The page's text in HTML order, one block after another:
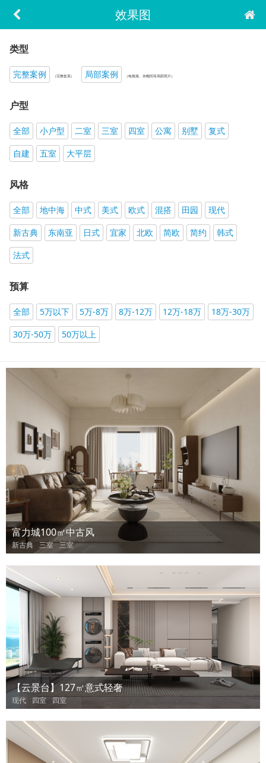
效果图
类型
完整案例 （完整套系） 局部案例 （电视墙、衣帽间等局部照片）
户型
全部 小户型 二室 三室 四室 公寓 别墅
复式
自建
五室 大平层
风格
全部 地中海 中式 美式 欧式 混搭 田园
现代
新古典
东南亚 日式 宜家 北欧 简欧 简约
韩式
法式
预算
全部 5万以下 5万-8万 8万-12万 12万-18万
18万-30万
30万-50万
50万以上
富力城100㎡中古风
新古典 三室 三室
【云景台】127㎡意式轻奢
现代 四室 四室